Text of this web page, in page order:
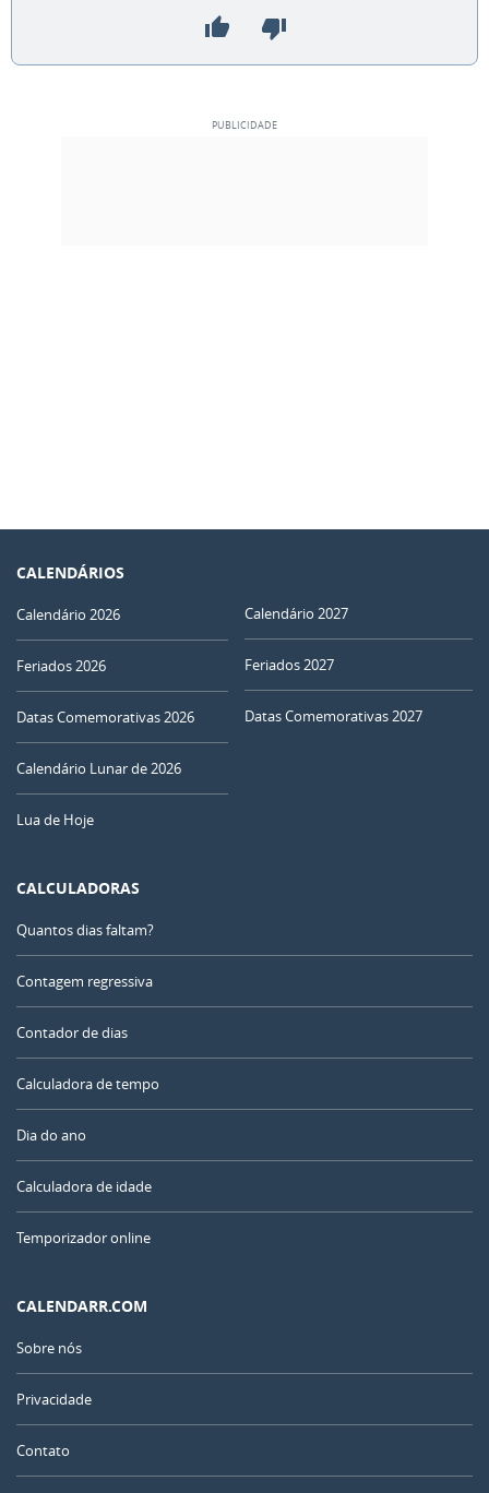
CALENDÁRIOS
Calendário 2026
Feriados 2026
Datas Comemorativas 2026
Calendário Lunar de 2026
Lua de Hoje
Calendário 2027
Feriados 2027
Datas Comemorativas 2027
CALCULADORAS
Quantos dias faltam?
Contagem regressiva
Contador de dias
Calculadora de tempo
Dia do ano
Calculadora de idade
Temporizador online
CALENDARR.COM
Sobre nós
Privacidade
Contato